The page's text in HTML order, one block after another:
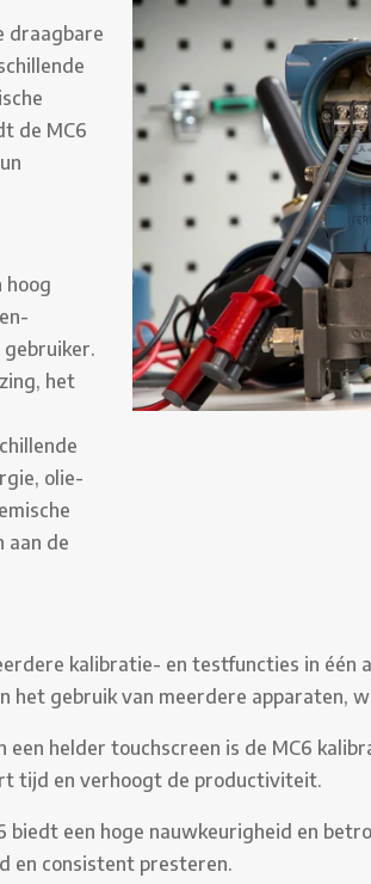
draagbare
de MC6
hoog
het
olie-
aan de
kalibratie- en testfuncties in één
gebruik van meerdere apparaten,
helder touchscreen is de MC6
tijd en verhoogt de productiviteit.
biedt een hoge nauwkeurigheid en
en consistent presteren.